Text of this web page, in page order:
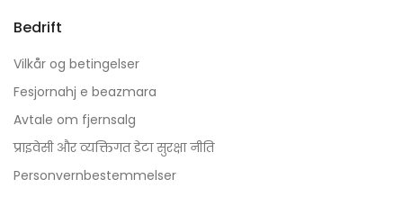
Bedrift
Vilkår og betingelser
Fesjornahj e beazmara
Avtale om fjernsalg
प्राइवेसी और व्यक्तिगत डेटा सुरक्षा नीति
Personvernbestemmelser